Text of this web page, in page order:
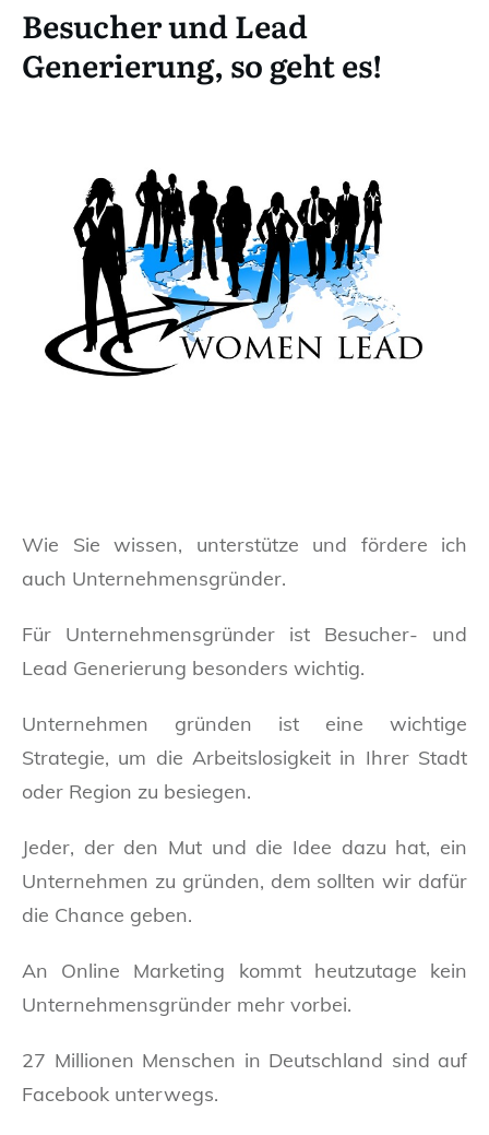
Besucher und Lead
Generierung, so geht es!
Wie Sie wissen, unterstütze und fördere ich
auch Unternehmensgründer.
Für Unternehmensgründer ist Besucher- und
Lead Generierung besonders wichtig.
Unternehmen gründen ist eine wichtige
Strategie, um die Arbeitslosigkeit in Ihrer Stadt
oder Region zu besiegen.
Jeder, der den Mut und die Idee dazu hat, ein
Unternehmen zu gründen, dem sollten wir dafür
die Chance geben.
An Online Marketing kommt heutzutage kein
Unternehmensgründer mehr vorbei.
27 Millionen Menschen in Deutschland sind auf
Facebook unterwegs.